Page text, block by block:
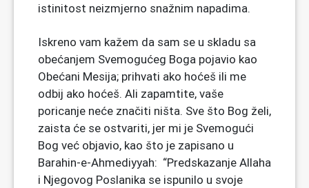
istinitost neizmjerno snažnim napadima.
Iskreno vam kažem da sam se u skladu sa
obećanjem Svemogućeg Boga pojavio kao
Obećani Mesija; prihvati ako hoćeš ili me
odbij ako hoćeš. Ali zapamtite, vaše
poricanje neće značiti ništa. Sve što Bog želi,
zaista će se ostvariti, jer mi je Svemogući
Bog već objavio, kao što je zapisano u
Barahin-e-Ahmediyyah: “Predskazanje Allaha
i Njegovog Poslanika se ispunilo u svoje